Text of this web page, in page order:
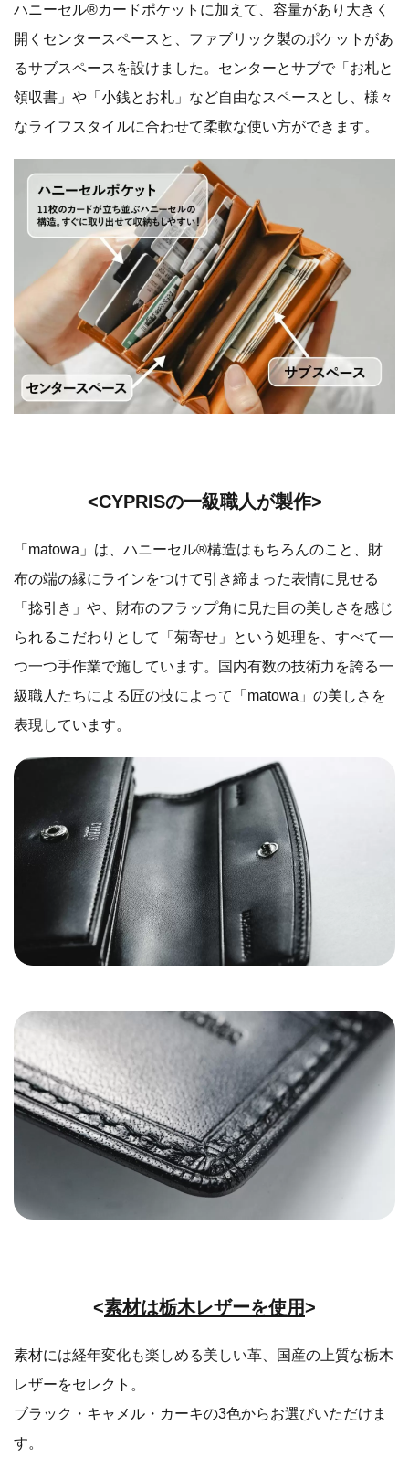
ハニーセル®︎カードポケットに加えて、容量があり大きく
開くセンタースペースと、ファブリック製のポケットがあ
るサブスペースを設けました。センターとサブで「お札と
領収書」や「小銭とお札」など自由なスペースとし、様々
なライフスタイルに合わせて柔軟な使い方ができます。
<CYPRISの一級職人が製作>
「matowa」は、ハニーセル®︎構造はもちろんのこと、財
布の端の縁にラインをつけて引き締まった表情に見せる
「捻引き」や、財布のフラップ角に見た目の美しさを感じ
られるこだわりとして「菊寄せ」という処理を、すべて一
つ一つ手作業で施しています。国内有数の技術力を誇る一
級職人たちによる匠の技によって「matowa」の美しさを
表現しています。
<素材は栃木レザーを使用>
素材には経年変化も楽しめる美しい革、国産の上質な栃木
レザーをセレクト。
ブラック・キャメル・カーキの3色からお選びいただけま
す。